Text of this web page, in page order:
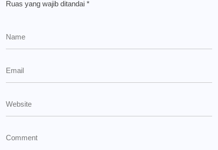
Ruas yang wajib ditandai *